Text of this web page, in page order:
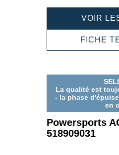
VOIR
FICHE
La qualité est
- la phase
en
Powersports
518909031